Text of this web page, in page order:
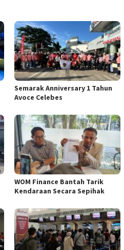
Semarak Anniversary 1 Tahun
Avoce Celebes
WOM Finance Bantah Tarik
Kendaraan Secara Sepihak